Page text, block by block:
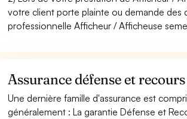
votre client porte plainte ou demande des
professionnelle Afficheur / Afficheuse
Assurance défense et
Une dernière famille d'assurance est
généralement : La garantie Défense et